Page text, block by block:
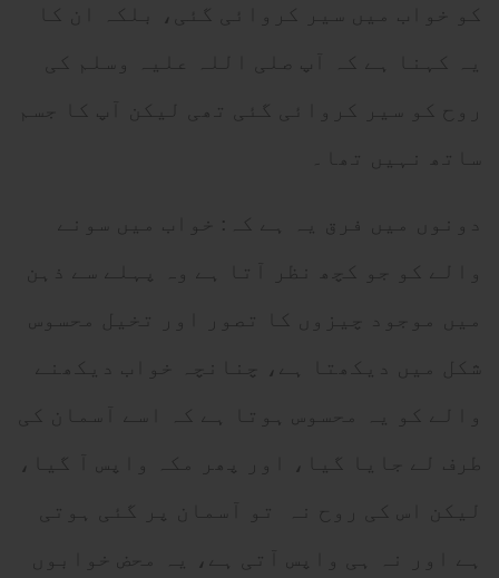
کو خواب میں سیر کروائی گئی، بلکہ ان کا
یہ کہنا ہے کہ آپ صلی اللہ علیہ وسلم کی
روح کو سیر کروائی گئی تھی لیکن آپ کا جسم
ساتھ نہیں تھا۔
دونوں میں فرق یہ ہے کہ: خواب میں سونے
والے کو جو کچھ نظر آتا ہے وہ پہلے سے ذہن
میں موجود چیزوں کا تصور اور تخیل محسوس
شکل میں دیکھتا ہے، چنانچہ خواب دیکھنے
والے کو یہ محسوس ہوتا ہے کہ اسے آسمان کی
طرف لے جایا گیا، اور پھر مکہ واپس آ گیا،
لیکن اس کی روح نہ تو آسمان پر گئی ہوتی
ہے اور نہ ہی واپس آتی ہے، یہ محض خوابوں